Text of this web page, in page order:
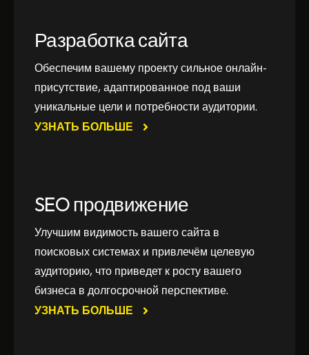
Разработка сайта
Обеспечим вашему проекту сильное онлайн-
присутствие, адаптированное под ваши
уникальные цели и потребности аудитории.
УЗНАТЬ БОЛЬШЕ
SEO продвижение
Улучшим видимость вашего сайта в
поисковых системах и привлечём целевую
аудиторию, что приведет к росту вашего
бизнеса в долгосрочной перспективе.
УЗНАТЬ БОЛЬШЕ